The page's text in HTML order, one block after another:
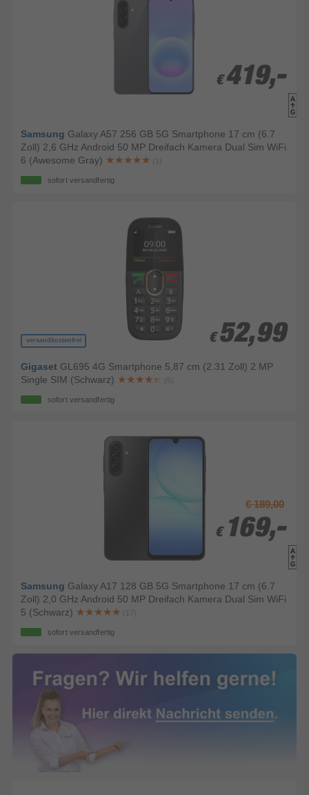
€ 419,-
€ 419,-
Samsung Galaxy A57 256 GB 5G Smartphone 17 cm (6.7
Zoll) 2,6 GHz Android 50 MP Dreifach Kamera Dual Sim WiFi
6 (Awesome Gray)
(1)
sofort versandfertig
versandkostenfrei € 52,99
€ 52,99
Gigaset GL695 4G Smartphone 5,87 cm (2.31 Zoll) 2 MP
Single SIM (Schwarz)
(5)
sofort versandfertig
€ 189,00
€ 169,-
€ 169,-
Samsung Galaxy A17 128 GB 5G Smartphone 17 cm (6.7
Zoll) 2,0 GHz Android 50 MP Dreifach Kamera Dual Sim WiFi
5 (Schwarz)
(17)
sofort versandfertig